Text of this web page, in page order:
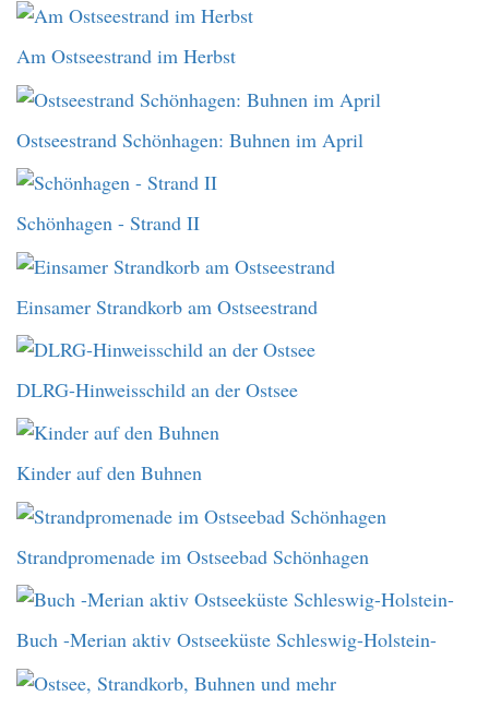
Am Ostseestrand im Herbst
Ostseestrand Schönhagen: Buhnen im April
Schönhagen - Strand II
Einsamer Strandkorb am Ostseestrand
DLRG-Hinweisschild an der Ostsee
Kinder auf den Buhnen
Strandpromenade im Ostseebad Schönhagen
Buch -Merian aktiv Ostseeküste Schleswig-Holstein-